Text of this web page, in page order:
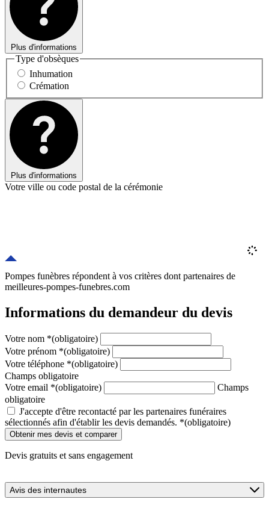
Plus d'informations
Type d'obsèques
Inhumation
Crémation
Plus d'informations
Votre ville ou code postal de la cérémonie
Pompes funèbres répondent à vos critères dont partenaires de
meilleures-pompes-funebres.com
Informations du demandeur du devis
Votre nom *(obligatoire)
Votre prénom *(obligatoire)
Votre téléphone *(obligatoire)
Champs obligatoire
Votre email *(obligatoire)
Champs
obligatoire
J'accepte d'être recontacté par les partenaires funéraires
sélectionnés afin d'établir les devis demandés. *(obligatoire)
Devis gratuits et sans engagement
Avis des internautes